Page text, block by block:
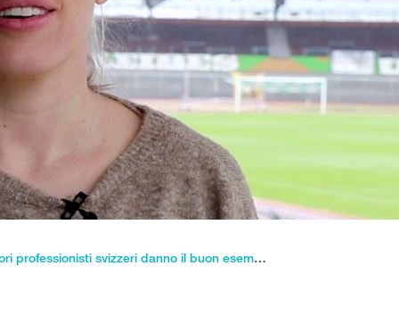
Prima il fair play: le calciatrici e i calciatori professionisti svizzeri danno il buon esempio